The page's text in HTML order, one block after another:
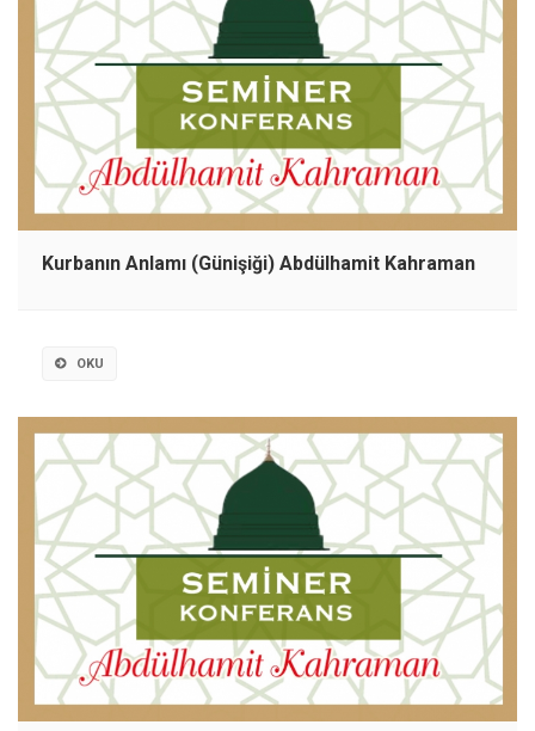
Kurbanın Anlamı (Günişiği) Abdülhamit Kahraman
OKU